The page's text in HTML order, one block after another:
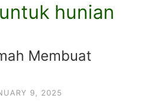
hunian
Membuat
9, 2025